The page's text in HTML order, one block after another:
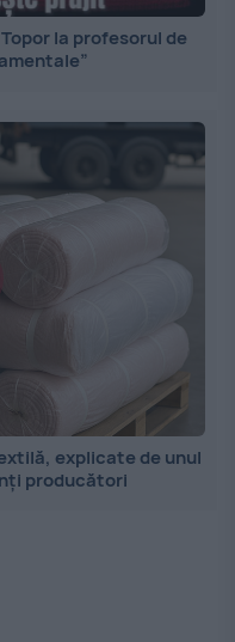
la profesorul de
explicate de unul
producători